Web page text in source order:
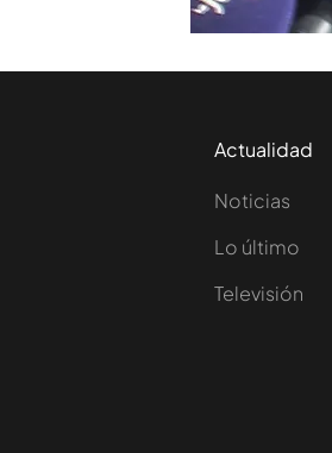
Actualidad
Noticias
Lo último
Televisión